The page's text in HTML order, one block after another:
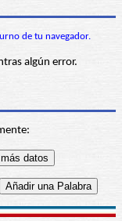
de tu navegador.
algún error.